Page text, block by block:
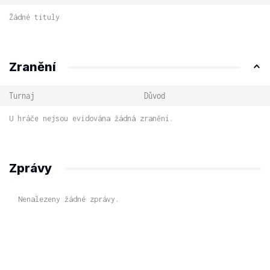
Žádné tituly
Zranění
Turnaj Důvod
U hráče nejsou evidována žádná zranění.
Zprávy
Nenalezeny žádné zprávy.